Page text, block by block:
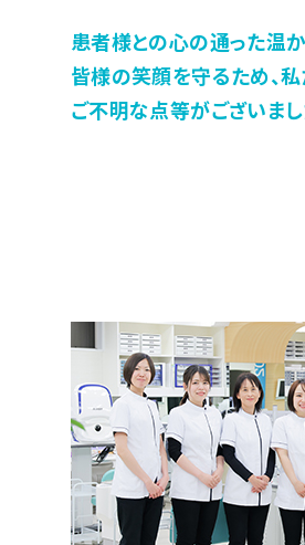
患者様との心の通った温か
皆様の笑顔を守るため、私
ご不明な点等がございま